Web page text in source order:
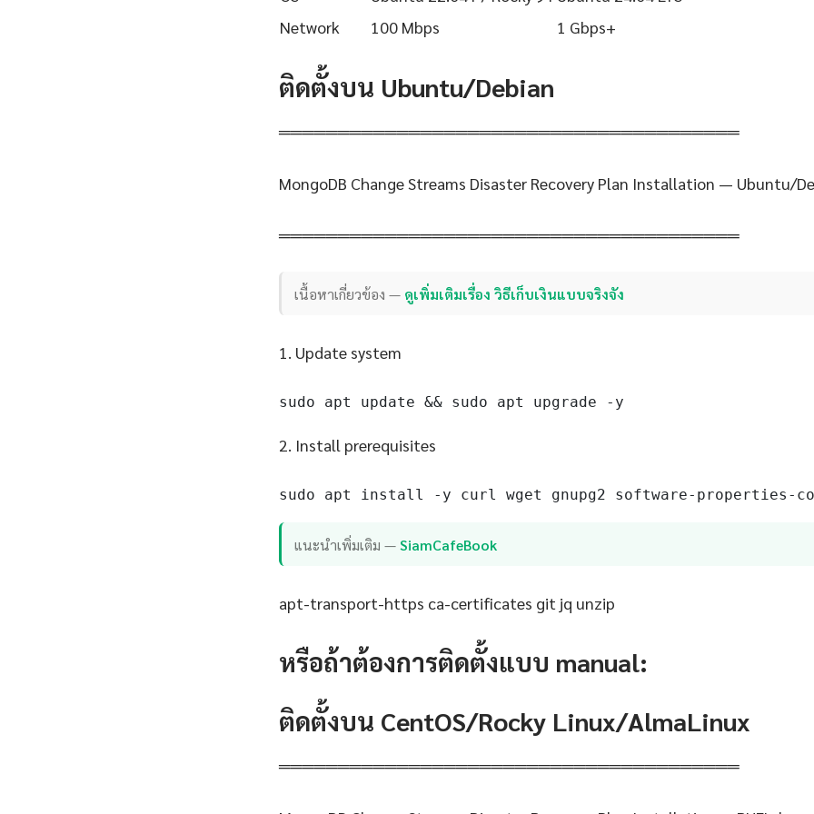
Network
100 Mbps 1 Gbps+
ติดตั้งบน Ubuntu/Debian
═══════════════════════════════════════
MongoDB Change Streams Disaster Recovery Plan Installation — Ubuntu/
═══════════════════════════════════════
เนื้อหาเกี่ยวข้อง — ดูเพิ่มเติมเรื่อง วิธีเก็บเงินแบบจริงจัง
1. Update system
sudo apt update && sudo apt upgrade -y
2. Install prerequisites
sudo apt install -y curl wget gnupg2 software-properties-
แนะนำเพิ่มเติม —SiamCafeBook
apt-transport-https ca-certificates git jq unzip
หรือถ้าต้องการติดตั้งแบบ manual:
ติดตั้งบน CentOS/Rocky Linux/AlmaLinux
═══════════════════════════════════════